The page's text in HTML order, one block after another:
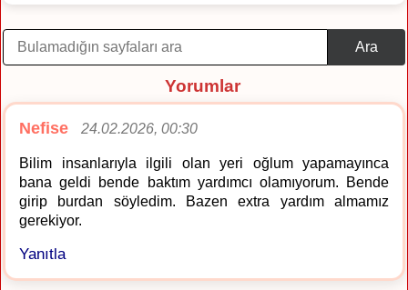
Ara
Yorumlar
Nefise 24.02.2026, 00:30
Bilim insanlarıyla ilgili olan yeri oğlum yapamayınca
bana geldi bende baktım yardımcı olamıyorum. Bende
girip burdan söyledim. Bazen extra yardım almamız
gerekiyor.
Yanıtla